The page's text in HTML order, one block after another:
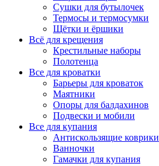
Сушки для бутылочек
Термосы и термосумки
Щётки и ёршики
Всё для крещения
Крестильные наборы
Полотенца
Все для кроватки
Барьеры для кроваток
Маятники
Опоры для балдахинов
Подвески и мобили
Все для купания
Антискользящие коврики
Ванночки
Гамачки для купания